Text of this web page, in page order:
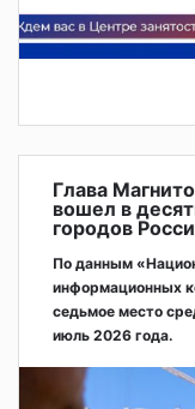
Глава
вошел в
городов
По данным
информационных
седьмое место
июль 2026 года.